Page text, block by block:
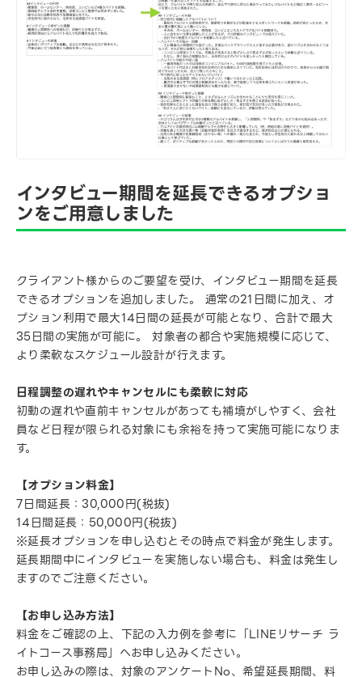
インタビュー期間を延長できるオプショ
ンをご用意しました
クライアント様からのご要望を受け、インタビュー期間を延長
できるオプションを追加しました。 通常の21日間に加え、オ
プション利用で最大14日間の延長が可能となり、合計で最大
35日間の実施が可能に。 対象者の都合や実施規模に応じて、
より柔軟なスケジュール設計が行えます。
日程調整の遅れやキャンセルにも柔軟に対応
初動の遅れや直前キャンセルがあっても補填がしやすく、会社
員など日程が限られる対象にも余裕を持って実施可能になりま
す。
【オプション料金】
7日間延長：30,000円(税抜)
14日間延長：50,000円(税抜)
※延長オプションを申し込むとその時点で料金が発生します。
延長期間中にインタビューを実施しない場合も、料金は発生し
ますのでご注意ください。
【お申し込み方法】
料金をご確認の上、下記の入力例を参考に「LINEリサーチ ラ
イトコース事務局」へお申し込みください。
お申し込みの際は、対象のアンケートNo、希望延長期間、料